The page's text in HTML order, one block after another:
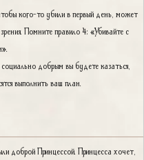
кого-то убили в первый день, может
Помните правило 4: «Убивайте с
добрым вы будете казаться,
выполнить ваш план.
доброй Принцессой. Принцесса хочет,